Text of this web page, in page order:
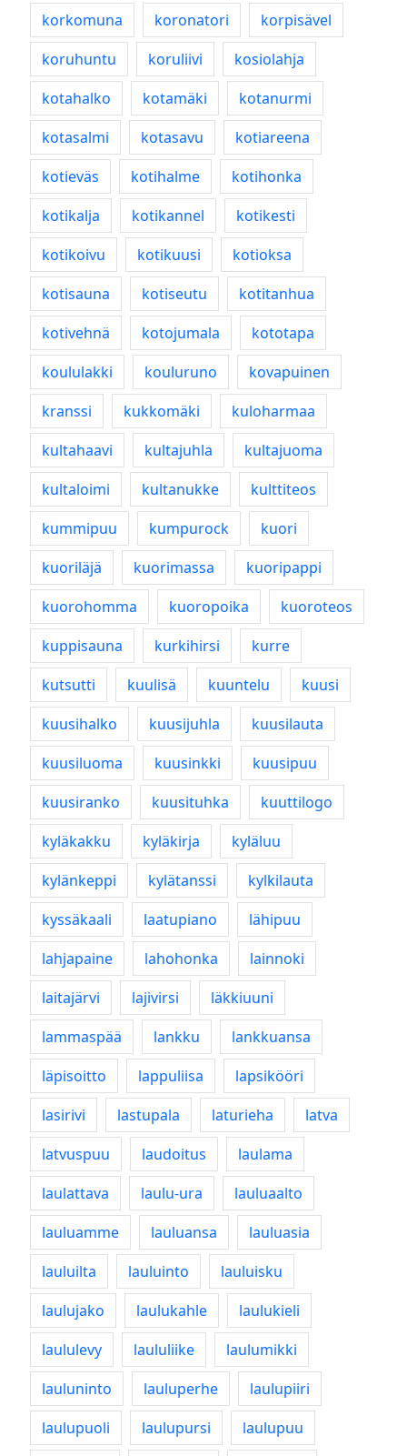
korkomuna
koronatori
korpisävel
koruhuntu
koruliivi
kosiolahja
kotahalko
kotamäki
kotanurmi
kotasalmi
kotasavu
kotiareena
kotieväs
kotihalme
kotihonka
kotikalja
kotikannel
kotikesti
kotikoivu
kotikuusi
kotioksa
kotisauna
kotiseutu
kotitanhua
kotivehnä
kotojumala
kototapa
koululakki
kouluruno
kovapuinen
kranssi
kukkomäki
kuloharmaa
kultahaavi
kultajuhla
kultajuoma
kultaloimi
kultanukke
kulttiteos
kummipuu
kumpurock
kuori
kuoriläjä
kuorimassa
kuoripappi
kuorohomma
kuoropoika
kuoroteos
kuppisauna
kurkihirsi
kurre
kutsutti
kuulisä kuuntelu
kuusi
kuusihalko
kuusijuhla
kuusilauta
kuusiluoma
kuusinkki
kuusipuu
kuusiranko
kuusituhka
kuuttilogo
kyläkakku
kyläkirja
kyläluu
kylänkeppi
kylätanssi
kylkilauta
kyssäkaali
laatupiano
lähipuu
lahjapaine
lahohonka
lainnoki
laitajärvi
lajivirsi
läkkiuuni
lammaspää
lankku
lankkuansa
läpisoitto
lappuliisa
lapsikööri
lasirivi
lastupala laturieha
latva
latvuspuu
laudoitus
laulama
laulattava
laulu-ura
lauluaalto
lauluamme
lauluansa
lauluasia
lauluilta
lauluinto
lauluisku
laulujako
laulukahle
laulukieli
laululevy
laululiike
laulumikki
lauluninto
lauluperhe
laulupiiri
laulupuoli
laulupursi laulupuu